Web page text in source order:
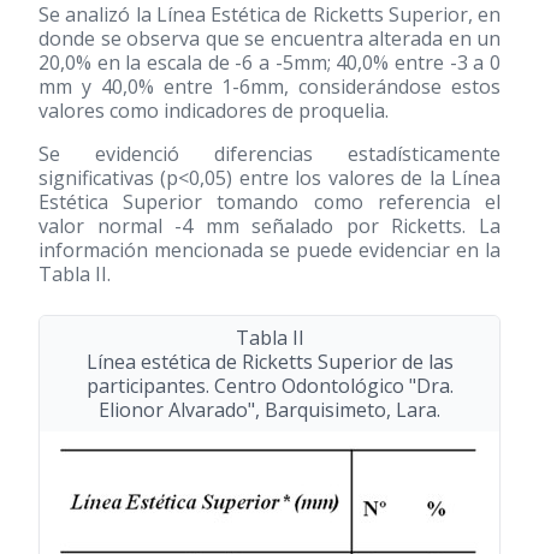
Se analizó la Línea Estética de Ricketts Superior, en
donde se observa que se encuentra alterada en un
20,0% en la escala de -6 a -5mm; 40,0% entre -3 a 0
mm y 40,0% entre 1-6mm, considerándose estos
valores como indicadores de proquelia.
Se evidenció diferencias estadísticamente
significativas (p<0,05) entre los valores de la Línea
Estética Superior tomando como referencia el
valor normal -4 mm señalado por Ricketts. La
información mencionada se puede evidenciar en la
Tabla II.
Tabla II
Línea estética de Ricketts Superior de las
participantes. Centro Odontológico "Dra.
Elionor Alvarado", Barquisimeto, Lara.